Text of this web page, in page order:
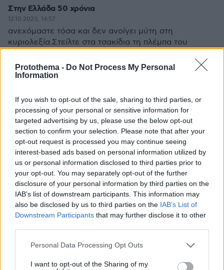
Protothema - Do Not Process My Personal
Information
If you wish to opt-out of the sale, sharing to third parties, or
processing of your personal or sensitive information for
targeted advertising by us, please use the below opt-out
section to confirm your selection. Please note that after your
opt-out request is processed you may continue seeing
interest-based ads based on personal information utilized by
us or personal information disclosed to third parties prior to
your opt-out. You may separately opt-out of the further
disclosure of your personal information by third parties on the
IAB’s list of downstream participants. This information may
also be disclosed by us to third parties on the IAB’s List of
Downstream Participants that may further disclose it to other
Please note that this website/app uses one or more Google
not limited to your visit or usage behaviour. You may click to
Personal Data Processing Opt Outs
I want to opt-out of the Sharing of my
Στην Ελλάδα 50 χρόνια
12.10.2023, 14:57
ανεχόμαστε τόσα και δεν ανοίγει μύτη στη
κυριολεξία.Στείλτε στα τσακίδια τη πλέμπα του
ολοκληρωτικά.ΦΑΤΕ ΑΡΙΣΤΕΡΙΛΑ ΝΤΟΥΓΑΝΙΑ!!!
ΑΠΑΝΤΗΣΗ
@
12.10.2023, 22:11
τι λες βοδι; Σιγκρινεις την ακροδεξια κυβερνηση
με την αριστεριλα της Ελλαδας.. Ο,τι να ναι.
Κρινοντας δε απο τα λεγομενα σου θες χουντα
εσυ.
ΑΠΑΝΤΗΣΗ
@
13.10.2023, 08:32
Ίδια νοοτροπία, ίδιο συστήμα σκέψης, δογματικοί
και άκαμπτοι. Εχθροί της δημοκρατίας και της
ελευθερίας. Όποιος δεν ήταν μαζί τους ή ήταν
υποστηρίζουν ποιούς.